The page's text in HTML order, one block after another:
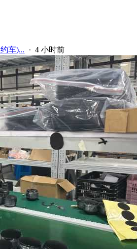
车)... · 4 小时前